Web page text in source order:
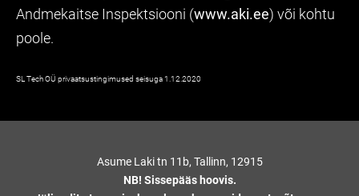
Andmekaitse Inspektsiooni (www.aki.ee) või kohtu
poole.
SL Tech OÜ privaatsustingimused seisuga 1.12.2020
Asume Laki tn 11b, Tallinn, 12915
NB! Sissepääs hoovis.